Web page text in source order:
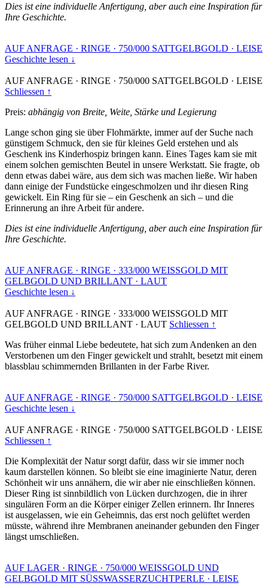
Dies ist eine individuelle Anfertigung, aber auch eine Inspiration für
Ihre Geschichte.
AUF ANFRAGE · RINGE · 750/000 SATTGELBGOLD · LEISE
Geschichte lesen ↓
AUF ANFRAGE · RINGE · 750/000 SATTGELBGOLD · LEISE
Schliessen ↑
Preis: abhängig von Breite, Weite, Stärke und Legierung
Lange schon ging sie über Flohmärkte, immer auf der Suche nach
günstigem Schmuck, den sie für kleines Geld erstehen und als
Geschenk ins Kinderhospiz bringen kann. Eines Tages kam sie mit
einem solchen gemischten Beutel in unsere Werkstatt. Sie fragte, ob
denn etwas dabei wäre, aus dem sich was machen ließe. Wir haben
dann einige der Fundstücke eingeschmolzen und ihr diesen Ring
gewickelt. Ein Ring für sie – ein Geschenk an sich – und die
Erinnerung an ihre Arbeit für andere.
Dies ist eine individuelle Anfertigung, aber auch eine Inspiration für
Ihre Geschichte.
AUF ANFRAGE · RINGE · 333/000 WEISSGOLD MIT
GELBGOLD UND BRILLANT · LAUT
Geschichte lesen ↓
AUF ANFRAGE · RINGE · 333/000 WEISSGOLD MIT
GELBGOLD UND BRILLANT · LAUT Schliessen ↑
Was früher einmal Liebe bedeutete, hat sich zum Andenken an den
Verstorbenen um den Finger gewickelt und strahlt, besetzt mit einem
blassblau schimmernden Brillanten in der Farbe River.
AUF ANFRAGE · RINGE · 750/000 SATTGELBGOLD · LEISE
Geschichte lesen ↓
AUF ANFRAGE · RINGE · 750/000 SATTGELBGOLD · LEISE
Schliessen ↑
Die Komplexität der Natur sorgt dafür, dass wir sie immer noch
kaum darstellen können. So bleibt sie eine imaginierte Natur, deren
Schönheit wir uns annähern, die wir aber nie einschließen können.
Dieser Ring ist sinnbildlich von Lücken durchzogen, die in ihrer
singulären Form an die Körper einiger Zellen erinnern. Ihr Inneres
ist ausgelassen, wie ein Geheimnis, das erst noch gelüftet werden
müsste, während ihre Membranen aneinander gebunden den Finger
längst umschließen.
AUF LAGER · RINGE · 750/000 WEISSGOLD UND
GELBGOLD MIT SÜSSWASSERZUCHTPERLE · LEISE